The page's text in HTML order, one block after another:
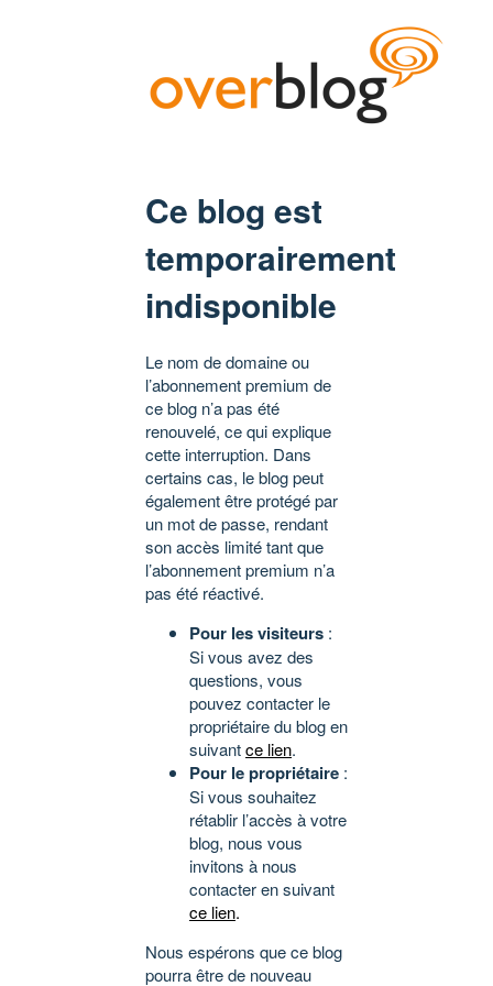
Ce blog est
temporairement
indisponible
Le nom de domaine ou
l’abonnement premium de
ce blog n’a pas été
renouvelé, ce qui explique
cette interruption. Dans
certains cas, le blog peut
également être protégé par
un mot de passe, rendant
son accès limité tant que
l’abonnement premium n’a
pas été réactivé.
Pour les visiteurs :
Si vous avez des
questions, vous
pouvez contacter le
propriétaire du blog en
suivantce lien.
Pour le propriétaire :
Si vous souhaitez
rétablir l’accès à votre
blog, nous vous
invitons à nous
contacter en suivant
ce lien.
Nous espérons que ce blog
pourra être de nouveau